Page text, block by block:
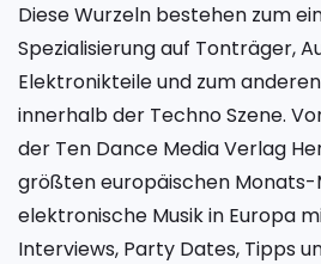
Diese Wurzeln bestehen zum
Spezialisierung auf Tonträger,
Elektronikteile und zum
innerhalb der Techno Szene.
der Ten Dance Media Verlag
größten europäischen Monats-
elektronische Musik in Europa
Interviews, Party Dates, Tipps